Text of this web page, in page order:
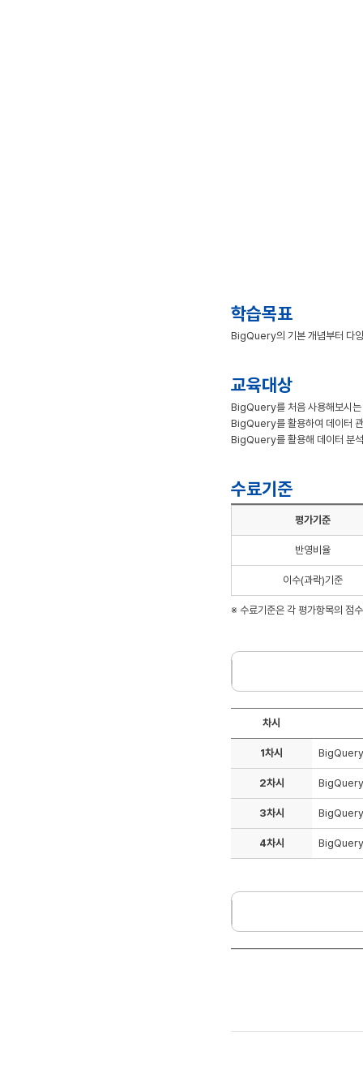
학습목표
BigQuery의 기본 개념부터 다
교육대상
BigQuery를 처음 사용해보시는
BigQuery를 활용하여 데이터
BigQuery를 활용해 데이터 분
수료기준
평가기준
반영비율
이수(과락)기준
※ 수료기준은 각 평가항목의 점
차시
1차시 BigQuery
2차시 BigQuery
3차시 BigQuery
4차시 BigQuery